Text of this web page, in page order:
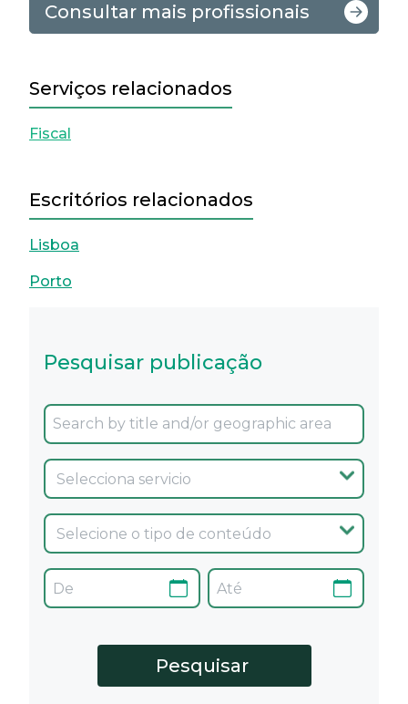
Consultar mais profissionais
Serviços relacionados
Fiscal
Escritórios relacionados
Lisboa
Porto
Pesquisar publicação